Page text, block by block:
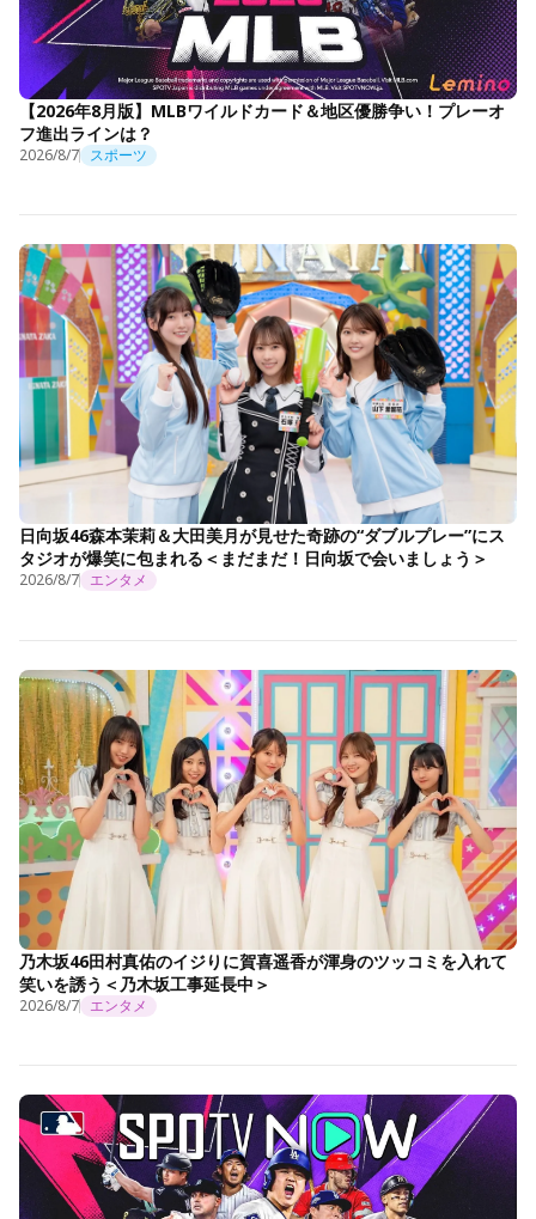
【2026年8月版】MLBワイルドカード＆地区優勝争い！プレーオ
フ進出ラインは？
2026/8/7 スポーツ
日向坂46森本茉莉＆大田美月が見せた奇跡の“ダブルプレー”にス
タジオが爆笑に包まれる＜まだまだ！日向坂で会いましょう＞
2026/8/7 エンタメ
乃木坂46田村真佑のイジりに賀喜遥香が渾身のツッコミを入れて
笑いを誘う＜乃木坂工事延長中＞
2026/8/7 エンタメ